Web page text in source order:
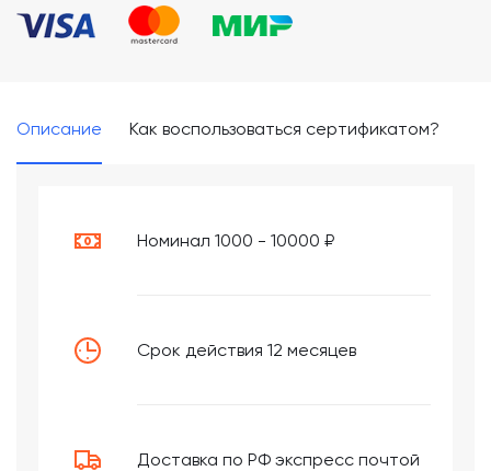
Описание Как воспользоваться сертификатом?
Номинал 1000 - 10000 ₽
Срок действия 12 месяцев
Доставка по РФ экспресс почтой